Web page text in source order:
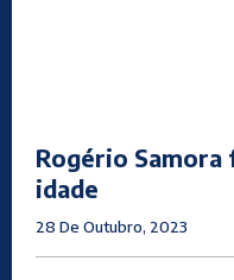
Rogério
idade
28 De Outubro, 2023